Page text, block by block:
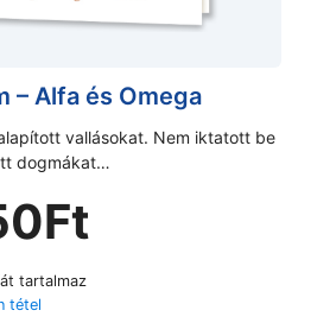
– Alfa és Omega
vallásokat. Nem iktatott be
dogmákat…
Ft
tartalmaz
tétel